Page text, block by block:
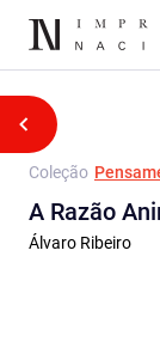
Coleção
A Razão
Álvaro Ribeiro